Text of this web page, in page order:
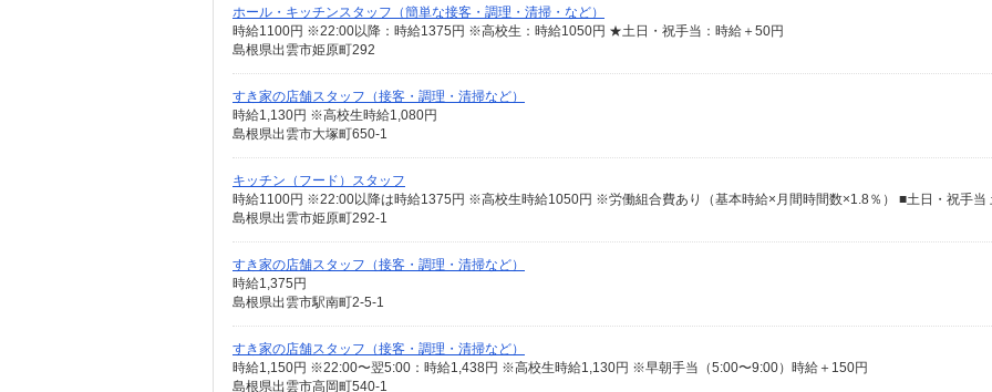
ホール・キッチンスタッフ（簡単な接客・調理・清掃・など）
時給1100円 ※22:00以降：時給1375円 ※高校生：時給1050円 ★土日・祝手当：時給＋50円
島根県出雲市姫原町292
すき家の店舗スタッフ（接客・調理・清掃など）
時給1,130円 ※高校生時給1,080円
島根県出雲市大塚町650-1
キッチン（フード）スタッフ
島根県出雲市姫原町292‐1
すき家の店舗スタッフ（接客・調理・清掃など）
時給1,375円
島根県出雲市駅南町2-5-1
すき家の店舗スタッフ（接客・調理・清掃など）
時給1,150円 ※22:00〜翌5:00：時給1,438円 ※高校生時給1,130円 ※早朝手当（5:00〜9:00）時給＋150円
島根県出雲市高岡町540-1